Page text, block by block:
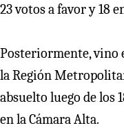
23 votos a favor y 18
Posteriormente, vino
la Región
absuelto luego de los
en la Cámara Alta.